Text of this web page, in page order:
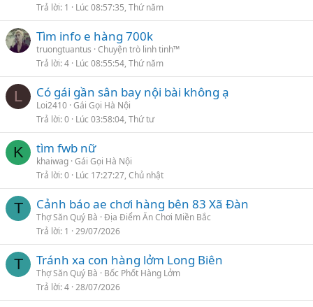
Trả lời 1 Lúc 08:57:35, Thứ năm
Tìm info e hàng 700k
truongtuantus Chuyện trò linh tinh™
Trả lời 4 Lúc 08:55:54, Thứ năm
L Có gái gần sân bay nội bài không ạ
Loi2410 Gái Gọi Hà Nội
Trả lời 0 Lúc 03:58:04, Thứ tư
K tìm fwb nữ
khaiwag Gái Gọi Hà Nội
Trả lời 0 Lúc 17:27:27, Chủ nhật
T Cảnh báo ae chơi hàng bên 83 Xã Đàn
Thợ Săn Quý Bà Địa Điểm Ăn Chơi Miền Bắc
Trả lời 1 29/07/2026
T Tránh xa con hàng lởm Long Biên
Thợ Săn Quý Bà
Bốc Phốt Hàng Lởm
Trả lời 4 28/07/2026